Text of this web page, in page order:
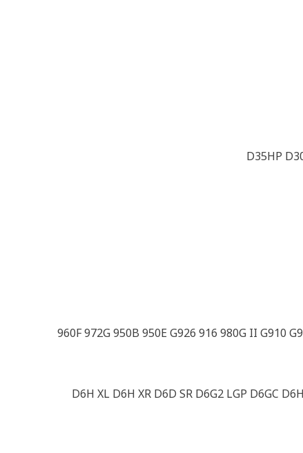
D35HP
960F 972G 950B 950E G926 916 980G II G910
D6H XL D6H XR D6D SR D6G2 LGP D6GC